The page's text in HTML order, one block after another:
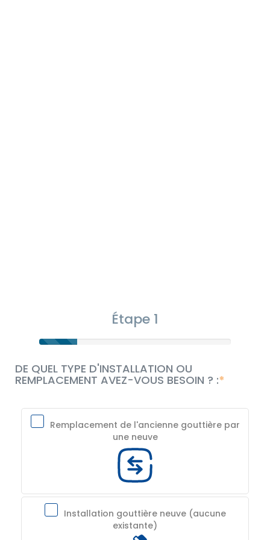
Étape 1
DE QUEL TYPE D'INSTALLATION OU
REMPLACEMENT AVEZ-VOUS BESOIN ? :
Remplacement de l'ancienne gouttière par
une neuve
Installation gouttière neuve (aucune
existante)